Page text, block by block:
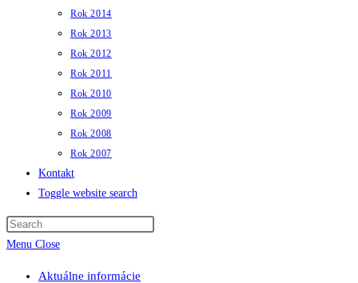
Rok 2014
Rok 2013
Rok 2012
Rok 2011
Rok 2010
Rok 2009
Rok 2008
Rok 2007
Kontakt
Toggle website search
Menu Close
Aktuálne informácie